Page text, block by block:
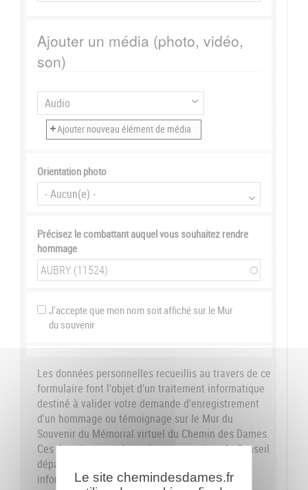
Ajouter un média (photo, vidéo,
son)
Orientation photo
Précisez le combattant auquel vous souhaitez rendre
hommage
J'accepte que mon nom soit affiché sur le Mur
du souvenir
Les données personnelles recueillis au travers de ce
formulaire font l'objet d'un traitement informatique
destiné à valider votre demande d'enregistrement
d'un hommage ou témoignage sur le Mur du
Souvenir du Mémorial virtuel du Chemin des Dames.
Ces données sont destinées aux services du Conseil
départemental de l'Aisne. Conformément à la loi
informatique et libertés du 6 janvier 1978, nous
Le site chemindesdames.fr